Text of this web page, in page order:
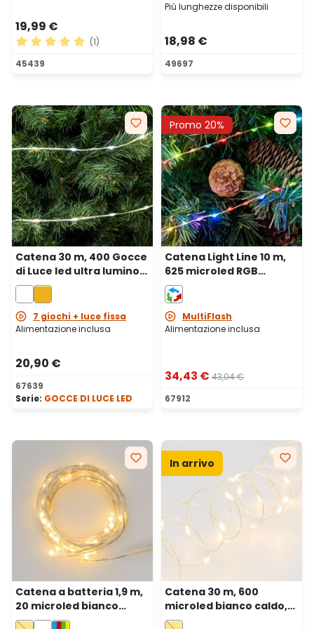
19,99 €
Valutazione media di 5 su 5 stelle
(1)
45439
Più lunghezze disponibili
18,98 €
49697
Catena 30 m, 400 Gocce
di Luce led ultra luminosi
bianco freddo, cavo
trasparente
7 giochi + luce fissa
Alimentazione inclusa
20,90 €
67639
Serie: GOCCE DI LUCE LED
Promo 20%
Catena Light Line 10 m,
625 microled RGB
cambiacolore, cavo
metal rame
MultiFlash
Alimentazione inclusa
34,43 € 43,04 €
67912
Catena a batteria 1,9 m,
20 microled bianco
caldo, cavo metal
In arrivo
Catena 30 m, 600
microled bianco caldo,
cavo metal argento